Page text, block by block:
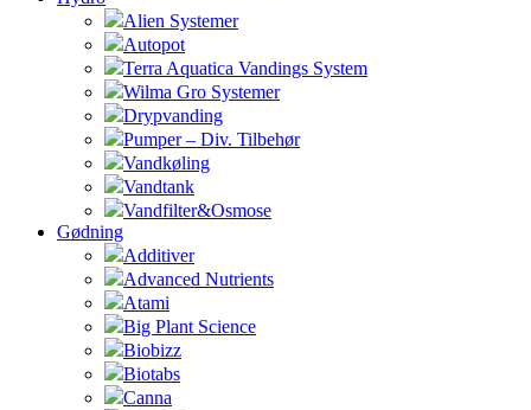
Alien Systemer
Autopot
Terra Aquatica Vandings System
Wilma Gro Systemer
Drypvanding
Pumper – Div. Tilbehør
Vandkøling
Vandtank
Vandfilter&Osmose
Gødning
Additiver
Advanced Nutrients
Atami
Big Plant Science
Biobizz
Biotabs
Canna